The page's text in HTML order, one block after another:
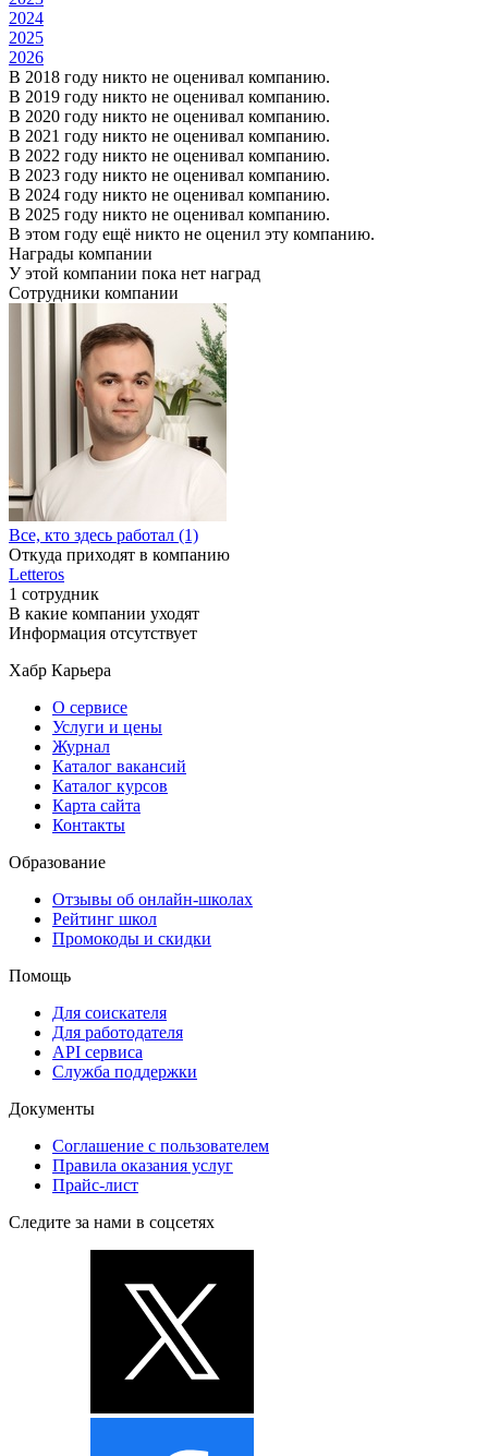
2024
2025
2026
В 2018 году никто не оценивал компанию.
В 2019 году никто не оценивал компанию.
В 2020 году никто не оценивал компанию.
В 2021 году никто не оценивал компанию.
В 2022 году никто не оценивал компанию.
В 2023 году никто не оценивал компанию.
В 2024 году никто не оценивал компанию.
В 2025 году никто не оценивал компанию.
В этом году ещё никто не оценил эту компанию.
Награды компании
У этой компании пока нет наград
Сотрудники компании
Все, кто здесь работал (1)
Откуда приходят в компанию
Letteros
1 сотрудник
В какие компании уходят
Информация отсутствует
Хабр Карьера
О сервисе
Услуги и цены
Журнал
Каталог вакансий
Каталог курсов
Карта сайта
Контакты
Образование
Отзывы об онлайн-школах
Рейтинг школ
Промокоды и скидки
Помощь
Для соискателя
Для работодателя
API сервиса
Служба поддержки
Документы
Соглашение с пользователем
Правила оказания услуг
Прайс-лист
Следите за нами в соцсетях